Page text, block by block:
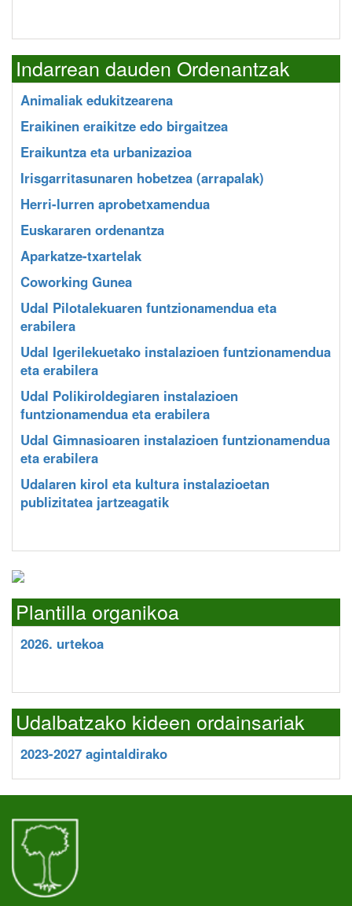
Indarrean dauden Ordenantzak
Animaliak edukitzearena
Eraikinen eraikitze edo birgaitzea
Eraikuntza eta urbanizazioa
Irisgarritasunaren hobetzea (arrapalak)
Herri-lurren aprobetxamendua
Euskararen ordenantza
Aparkatze-txartelak
Coworking Gunea
Udal Pilotalekuaren funtzionamendua eta
erabilera
Udal Igerilekuetako instalazioen funtzionamendua
eta erabilera
Udal Polikiroldegiaren instalazioen
funtzionamendua eta erabilera
Udal Gimnasioaren instalazioen funtzionamendua
eta erabilera
Udalaren kirol eta kultura instalazioetan
publizitatea jartzeagatik
Plantilla organikoa
2026. urtekoa
Udalbatzako kideen ordainsariak
2023-2027 agintaldirako